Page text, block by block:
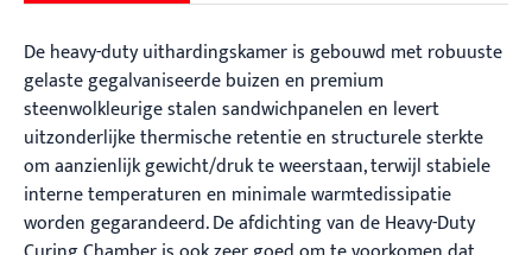
De heavy-duty uithardingskamer is gebouwd met robuuste
gelaste gegalvaniseerde buizen en premium
steenwolkleurige stalen sandwichpanelen en levert
uitzonderlijke thermische retentie en structurele sterkte
om aanzienlijk gewicht/druk te weerstaan, terwijl stabiele
interne temperaturen en minimale warmtedissipatie
worden gegarandeerd. De afdichting van de Heavy-Duty